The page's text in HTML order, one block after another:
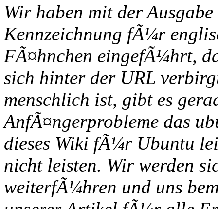
Wir haben mit der
Kennzeichnung fÃ¼r
FÃ¤hnchen eingefÃ¼hrt,
sich hinter der URL
menschlich ist, gibt es
AnfÃ¤ngerprobleme das
dieses Wiki fÃ¼r Ubuntu
nicht leisten. Wir werden
weiterfÃ¼hren und uns